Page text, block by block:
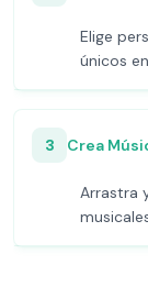
Elige
únicos
3 Crea
Arrastra